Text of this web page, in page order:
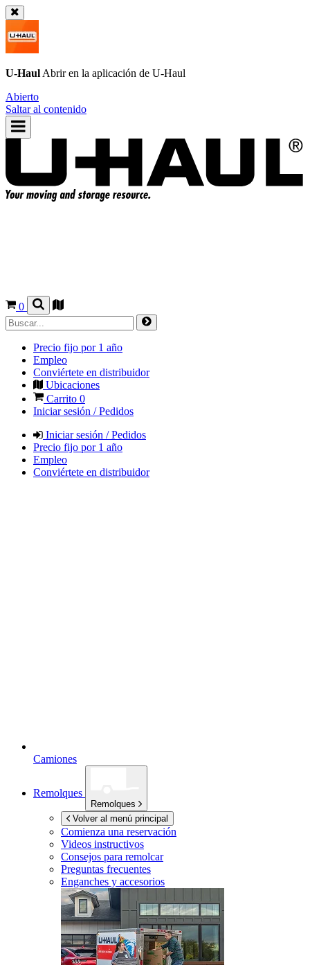
U-Haul Abrir en la aplicación de U-Haul
Abierto
Saltar al contenido
0
Precio fijo por 1 año
Empleo
Conviértete en distribuidor
Ubicaciones
Carrito 0
Iniciar sesión / Pedidos
Iniciar sesión / Pedidos
Precio fijo por 1 año
Empleo
Conviértete en distribuidor
Camiones
Remolques
Remolques
Volver al menú principal
Comienza una reservación
Videos instructivos
Consejos para remolcar
Preguntas frecuentes
Enganches y accesorios